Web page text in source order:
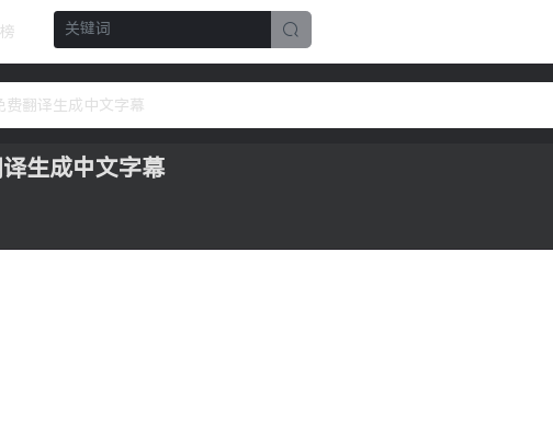
费翻译生成中文字幕
生成中文字幕